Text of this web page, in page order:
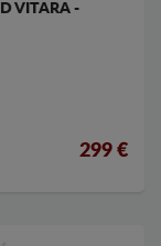
VITARA -
299 €